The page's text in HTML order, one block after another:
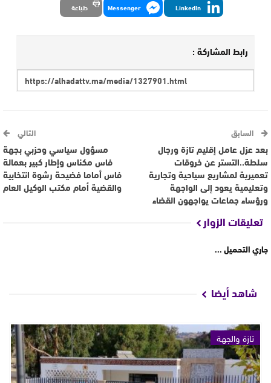
LinkedIn
Messenger طباعة
رابط المشاركة :
السابق
بعد عزل عامل إقليم تازة ورجال
سلطة..التستر عن خروقات
تعميرية لمشاريع سياحية وتجارية
وتعليمية يعود إلى الواجهة
ورؤساء جماعات يواجهون القضاء
التالي
مسؤول سياسي وحزبي بجهة
فاس مكناس وإطار كبير بعمالة
فاس أماما فضيحة رشوة انتخابية
والقضية أمام مكتب الوكيل العام
تعليقات الزوار
جاري التحميل ...
شاهد أيضا
تازة والجهة